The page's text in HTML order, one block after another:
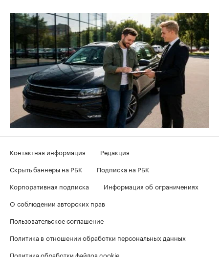
Контактная информация
Редакция
Скрыть баннеры на РБК
Подписка на РБК
Корпоративная подписка
Информация об ограничениях
О соблюдении авторских прав
Пользовательское соглашение
Политика в отношении обработки персональных данных
Политика обработки файлов cookie